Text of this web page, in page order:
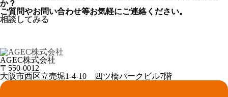
か？
ご質問やお問い合わせ等お気軽にご連絡ください。
相談してみる
AGEC株式会社
〒550-0012
大阪市西区立売堀1-4-10 四ツ橋パークビル7階